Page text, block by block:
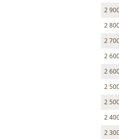
2
2
2
2
2
2
2
2
2